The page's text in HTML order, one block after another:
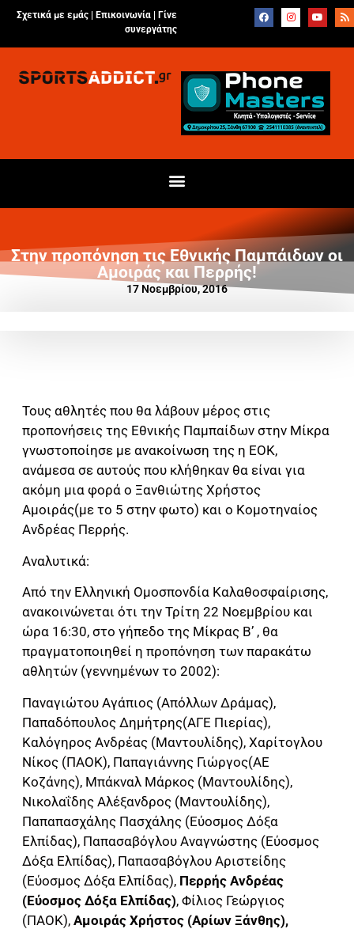
Σχετικά με εμάς | Επικοινωνία
Γίνε
συνεργάτης
Στην προπόνηση τις Εθνικής Παμπάιδων οι
Αμοιράς και Περρής!
17 Νοεμβρίου, 2016
Τους αθλητές που θα λάβουν μέρος στις
προπονήσεις της Εθνικής Παμπαίδων στην Μίκρα
γνωστοποίησε με ανακοίνωση της η ΕΟΚ,
ανάμεσα σε αυτούς που κλήθηκαν θα είναι για
ακόμη μια φορά ο Ξανθιώτης Χρήστος
Αμοιράς(με το 5 στην φωτο) και ο Κομοτηναίος
Ανδρέας Περρής.
Αναλυτικά:
Από την Ελληνική Ομοσπονδία Καλαθοσφαίρισης,
ανακοινώνεται ότι την Τρίτη 22 Νοεμβρίου και
ώρα 16:30, στο γήπεδο της Μίκρας Β’ , θα
πραγματοποιηθεί η προπόνηση των παρακάτω
αθλητών (γεννημένων το 2002):
Παναγιώτου Αγάπιος (Απόλλων Δράμας),
Παπαδόπουλος Δημήτρης(ΑΓΕ Πιερίας),
Καλόγηρος Ανδρέας (Μαντουλίδης), Χαρίτογλου
Νίκος (ΠΑΟΚ), Παπαγιάννης Γιώργος(ΑΕ
Κοζάνης), Μπάκναλ Μάρκος (Μαντουλίδης),
Νικολαΐδης Αλέξανδρος (Μαντουλίδης),
Παπαπασχάλης Πασχάλης (Εύοσμος Δόξα
Ελπίδας), Παπασαβόγλου Αναγνώστης (Εύοσμος
Δόξα Ελπίδας), Παπασαβόγλου Αριστείδης
(Εύοσμος Δόξα Ελπίδας), Περρής Ανδρέας
(Εύοσμος Δόξα Ελπίδας), Φίλιος Γεώργιος
(ΠΑΟΚ), Αμοιράς Χρήστος (Αρίων Ξάνθης),